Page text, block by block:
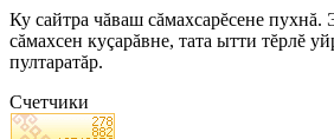
Ку сайтра чăваш сăмахсарĕсене пухнă.
сăмахсен куçарăвне, тата ытти тĕрлĕ
пултаратăр.
Счетчики